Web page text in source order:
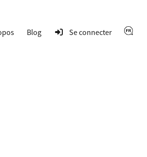
Blog Se connecter